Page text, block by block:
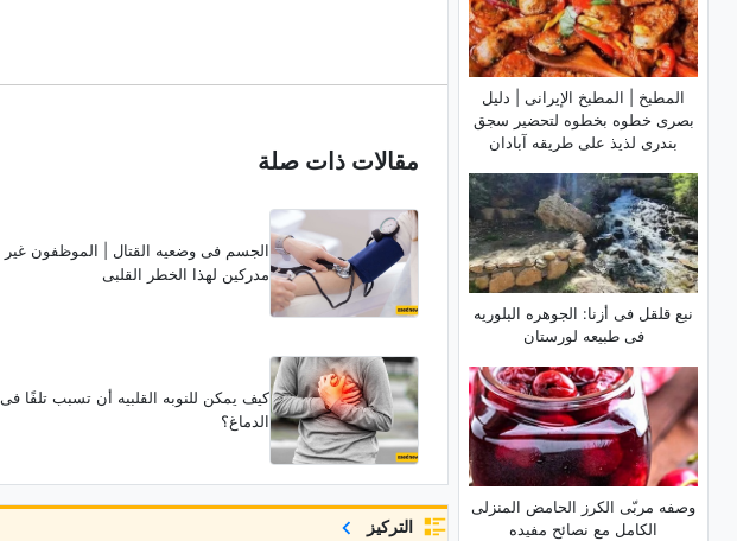
مقالات ذات صلة
الجسم فی وضعیه القتال | الموظفون غیر
مدرکین لهذا الخطر القلبی
کیف یمکن للنوبه القلبیه أن تسبب تلفًا فی
الدماغ؟
التركيز
المطبخ | المطبخ الإیرانی | دلیل
بصری خطوه بخطوه لتحضیر سجق
بندری لذیذ على طریقه آبادان
نبع قلقل فی أزنا: الجوهره البلوریه
فی طبیعه لورستان
وصفه مربّى الکرز الحامض المنزلی
الکامل مع نصائح مفیده